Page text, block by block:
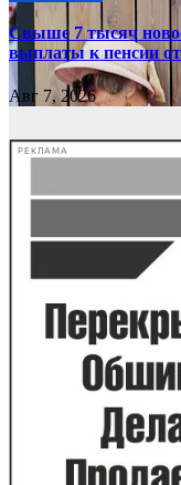
Свыше 7 тысяч
выплаты к пенсии
Авг 7, 2026
РЕКЛАМА